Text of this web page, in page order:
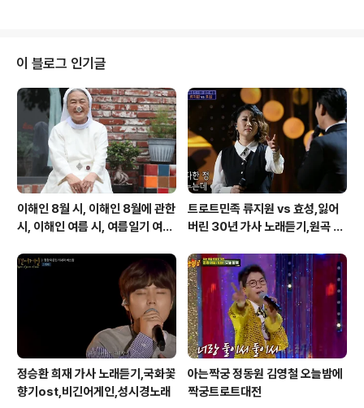
텐데 그때까지 박서진가수에게 악플이 많이 달릴 것 같아
마음이 안좋네요. https://www.youtube.com/watc
h?v=zEP89F_4nEI 일단 방송을 보고 판단해야지 미리
잘못된 정보로 악플을 다는 그런 어리석은 행동을 하지 않
기를 바랍니다. 기사로 나온 MBN 측 공식입장문 읽어보
시기 바랍니다. ..
이 블로그 인기글
이해인 8월 시, 이해인 8월에 관한
시, 이해인 여름 시, 여름일기 여름
트로트민족 류지원 vs 효성,잃어
버린 30년 가사 노래듣기,원곡 설
정승환 희재 가사 노래듣기,국화꽃
향기ost,비긴어게인,성시경노래
아는짝궁 정동원 김영철 오늘밤에
짝궁트로트대전